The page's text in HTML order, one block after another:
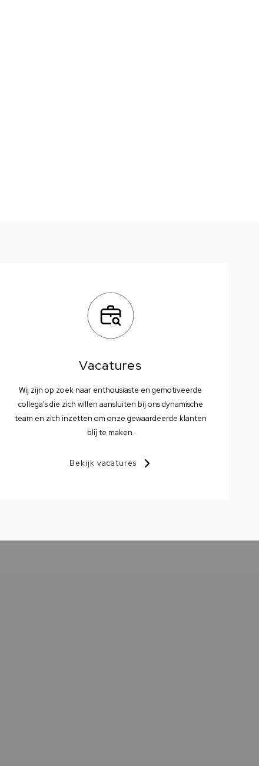
Vacatures
Wij zijn op zoek naar enthousiaste en gemotiveerde
collega's die zich willen aansluiten bij ons dynamische
team en zich inzetten om onze gewaardeerde klanten
blij te maken.
Bekijk vacatures